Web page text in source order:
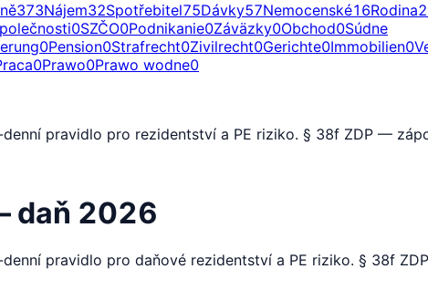
373Nájem32Spotřebitel75Dávky57Nemocenské16Rodina
0SZČO0Podnikanie0Záväzky0Obchod0Súdne
0Pension0Strafrecht0Zivilrecht0Gerichte0Immobilien0
0Prawo0Prawo wodne0
pravidlo pro rezidentství a PE riziko. § 38f ZDP —
daň 2026
pravidlo pro daňové rezidentství a PE riziko. § 38f